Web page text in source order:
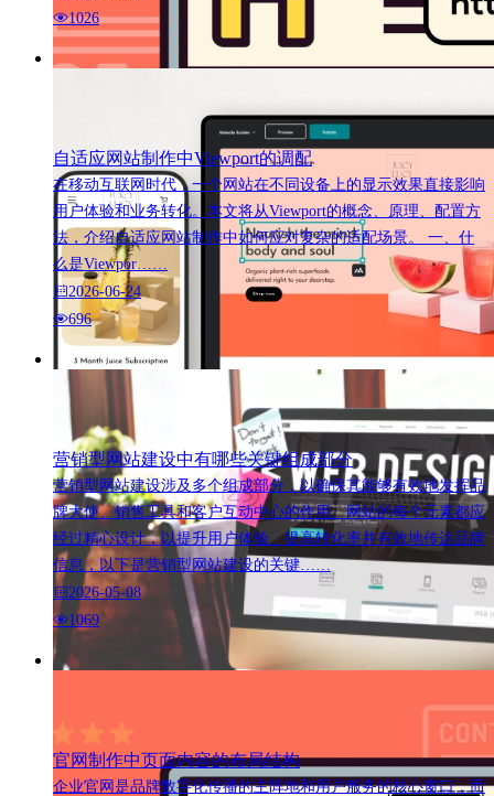
1026
自适应网站制作中Viewport的调配
在移动互联网时代，一个网站在不同设备上的显示效果直接影响
用户体验和业务转化。本文将从Viewport的概念、原理、配置方
法，介绍自适应网站制作中如何应对复杂的适配场景。 一、什
么是Viewpor……
2026-06-24
696
营销型网站建设中有哪些关键组成部分
营销型网站建设涉及多个组成部分，以确保其能够有效地发挥品
牌大使、销售工具和客户互动中心的作用。网站的每个元素都应
经过精心设计，以提升用户体验、提高转化率并有效地传达品牌
信息，以下是营销型网站建设的关键……
2026-05-08
1069
官网制作中页面内容的布局结构
企业官网是品牌数字化传播的主阵地和用户服务的核心窗口，而